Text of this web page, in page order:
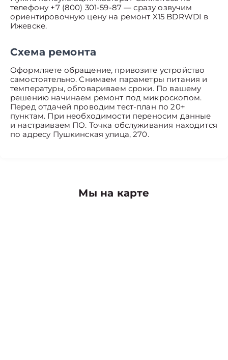
телефону +7 (800) 301-59-87 — сразу озвучим
ориентировочную цену на ремонт X15 BDRWDI в
Ижевске.
Схема ремонта
Оформляете обращение, привозите устройство
самостоятельно. Снимаем параметры питания и
температуры, обговариваем сроки. По вашему
решению начинаем ремонт под микроскопом.
Перед отдачей проводим тест-план по 20+
пунктам. При необходимости переносим данные
и настраиваем ПО. Точка обслуживания находится
по адресу Пушкинская улица, 270.
Мы на карте